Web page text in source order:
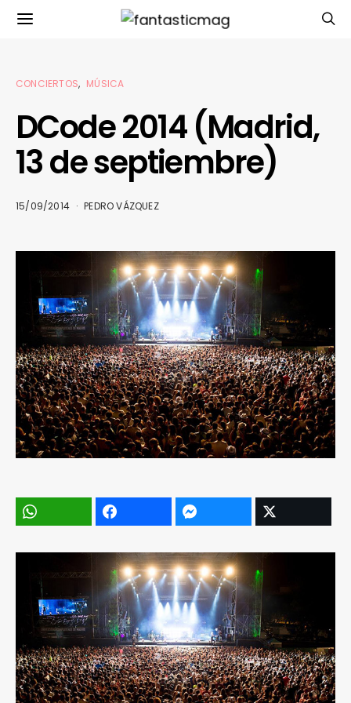
CONCIERTOS MÚSICA
DCode 2014 (Madrid,
13 de septiembre)
15/09/2014 PEDRO VÁZQUEZ